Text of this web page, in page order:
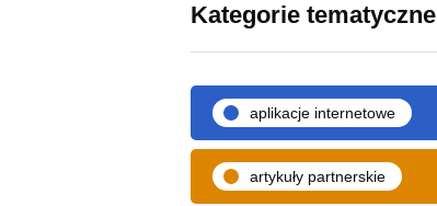
Kategorie tematyczne
aplikacje internetowe
artykuły partnerskie